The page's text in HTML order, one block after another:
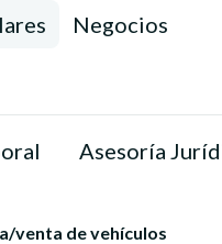
Negocios
Asesoría
venta de vehículos